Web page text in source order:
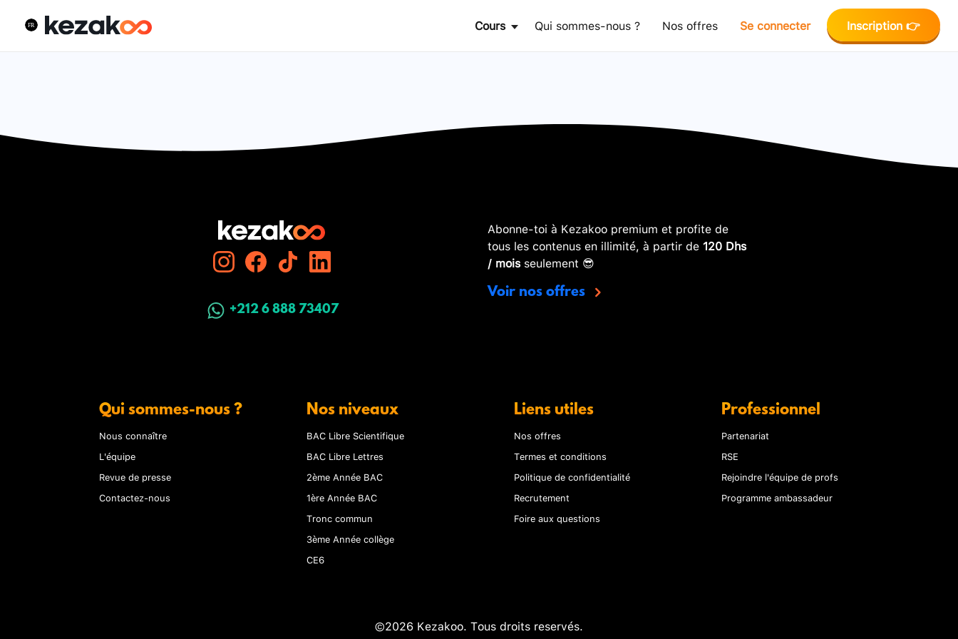
Cours Qui sommes-nous ? Nos offres Se connecter Inscription 👉
+212 6 888 73407
Abonne-toi à Kezakoo premium et profite de
tous les contenus en illimité, à partir de 120 Dhs
/ moisseulement 😎
Voir nos offres
Qui sommes-nous ?
Nous connaître
L'équipe
Revue de presse
Contactez-nous
Nos niveaux
BAC Libre Scientifique
BAC Libre Lettres
2ème Année BAC
1ère Année BAC
Tronc commun
3ème Année collège
CE6
Liens utiles
Nos offres
Termes et conditions
Politique de confidentialité
Recrutement
Foire aux questions
Professionnel
Partenariat
RSE
Rejoindre l'équipe de profs
Programme ambassadeur
©2026 Kezakoo. Tous droits reservés.